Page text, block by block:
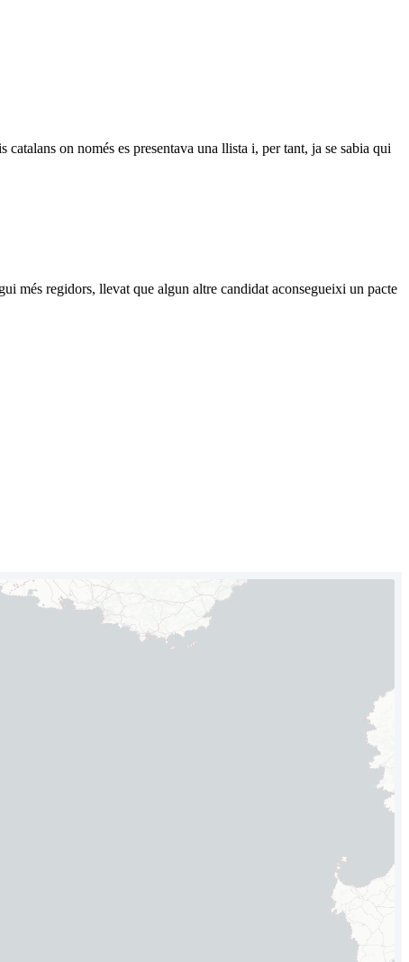
on només es presentava una llista i, per tant, ja se sabia qui
més regidors, llevat que algun altre candidat aconsegueixi un pacte